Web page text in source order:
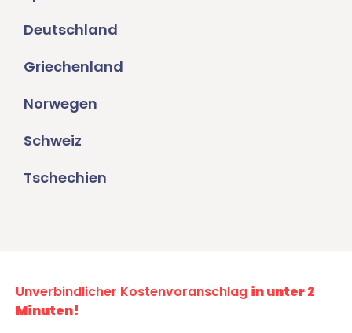
Deutschland
Griechenland
Norwegen
Schweiz
Tschechien
Unverbindlicher Kostenvoranschlag in unter 2
Minuten!